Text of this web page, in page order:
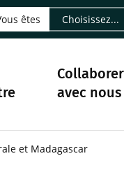
- CIRAD- CIRAD
Instagram - CIRAD
sur Youtube -
suivre sur Bluesky -
le vivant, le
Nous contacter par
page Flux RSS - CIRAD
êtes
Collaborer
avec nous
et Madagascar